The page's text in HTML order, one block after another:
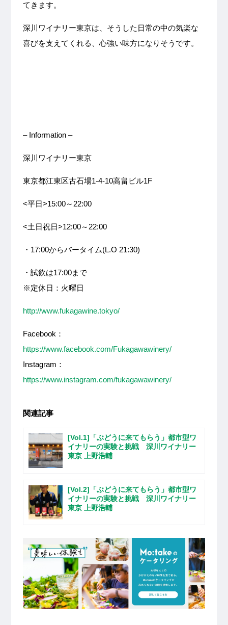
てきます。
深川ワイナリー東京は、そうした日常の中の気楽な
喜びを支えてくれる、心強い味方になりそうです。
– Information –
深川ワイナリー東京
東京都江東区古石場1-4-10高畠ビル1F
<平日>15:00～22:00
<土日祝日>12:00～22:00
・17:00からバータイム(L.O 21:30)
・試飲は17:00まで
※定休日：火曜日
http://www.fukagawine.tokyo/
Facebook：
https://www.facebook.com/Fukagawawinery/
Instagram：
https://www.instagram.com/fukagawawinery/
関連記事
[Vol.1]「ぶどうに来てもらう」都市型ワ
イナリーの実験と挑戦 深川ワイナリー
東京 上野浩輔
[Vol.2]「ぶどうに来てもらう」都市型ワ
イナリーの実験と挑戦 深川ワイナリー
東京 上野浩輔